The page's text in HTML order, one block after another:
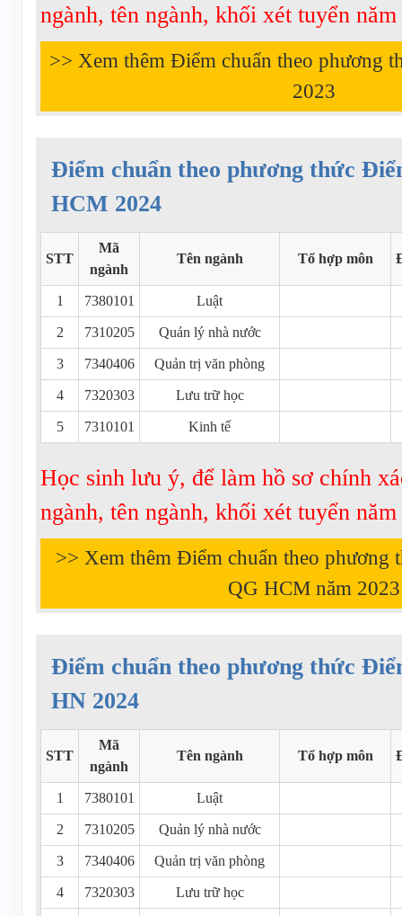
ngành, tên ngành, khối xét tuyển
>> Xem thêm Điểm chuẩn theo phương
2023
Điểm chuẩn theo phương thức
HCM 2024
STT
Mã
ngành
Tên ngành Tổ hợp môn
1 7380101 Luật
2 7310205 Quản lý nhà nước
3 7340406 Quản trị văn phòng
4 7320303 Lưu trữ học
5 7310101 Kinh tế
Học sinh lưu ý, để làm hồ sơ chính
ngành, tên ngành, khối xét tuyển
>> Xem thêm Điểm chuẩn theo
QG HCM năm 2023
Điểm chuẩn theo phương thức
HN 2024
STT
Mã
ngành
Tên ngành Tổ hợp môn
1 7380101 Luật
2 7310205 Quản lý nhà nước
3 7340406 Quản trị văn phòng
4 7320303 Lưu trữ học